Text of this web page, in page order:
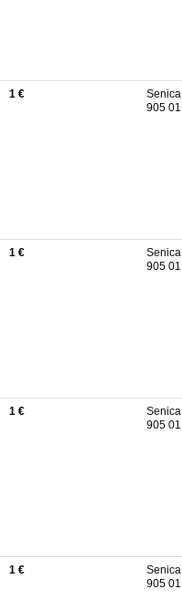
1 €
Senica
905 01
1 €
Senica
905 01
1 €
Senica
905 01
1 €
Senica
905 01